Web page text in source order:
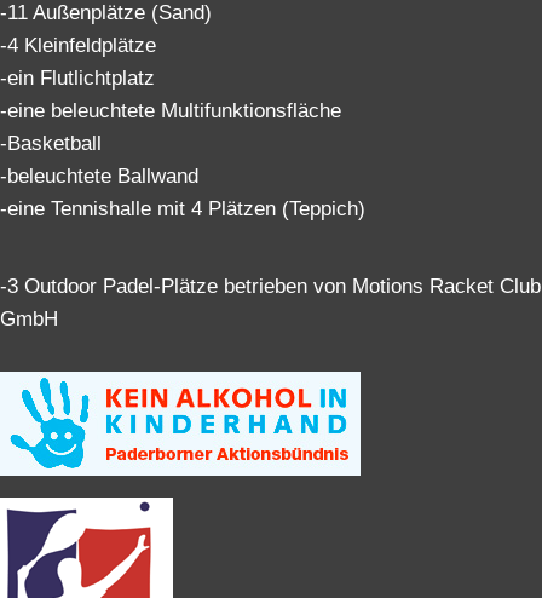
-11 Außenplätze (Sand)
-4 Kleinfeldplätze
-ein Flutlichtplatz
-eine beleuchtete Multifunktionsfläche
-Basketball
-beleuchtete Ballwand
-eine Tennishalle mit 4 Plätzen (Teppich)
-3 Outdoor Padel-Plätze betrieben von Motions Racket Club
GmbH